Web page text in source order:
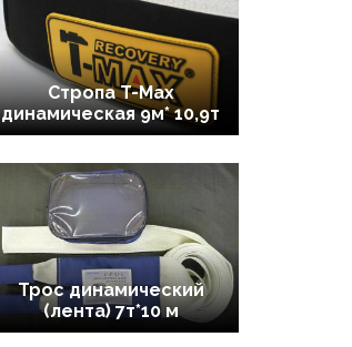
Стропа T-Max
динамическая 9м* 10,9т
Трос динамический
(лента) 7т*10 м